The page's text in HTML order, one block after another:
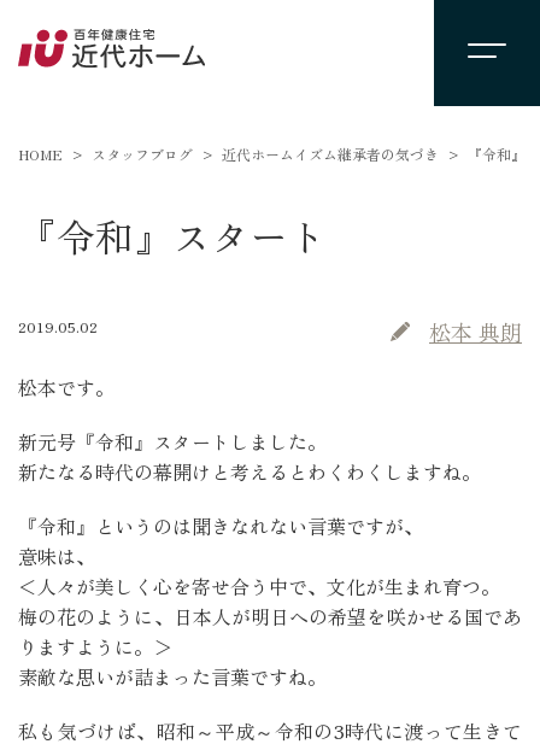
HOME スタッフブログ 近代ホームイズム継承者の気づき 『令和』
『令和』スタート
2019.05.02 松本 典朗
松本です。
新元号『令和』スタートしました。
新たなる時代の幕開けと考えるとわくわくしますね。
『令和』というのは聞きなれない言葉ですが、
意味は、
＜人々が美しく心を寄せ合う中で、文化が生まれ育つ。
梅の花のように、日本人が明日への希望を咲かせる国であ
りますように。＞
素敵な思いが詰まった言葉ですね。
私も気づけば、昭和～平成～令和の3時代に渡って生きて